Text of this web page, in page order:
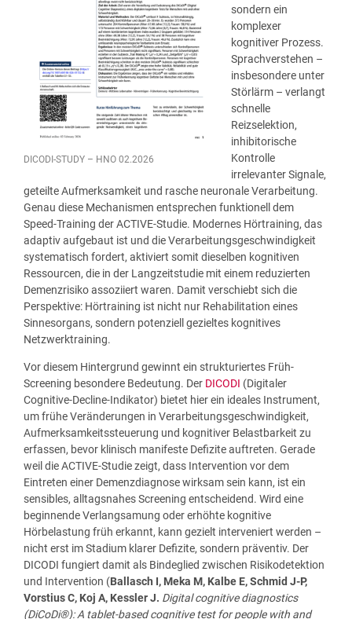
DICODI-STUDY – HNO 02.2026
sondern ein
komplexer
kognitiver Prozess.
Sprachverstehen –
insbesondere unter
Störlärm – verlangt
schnelle
Reizselektion,
inhibitorische
Kontrolle
irrelevanter Signale,
geteilte Aufmerksamkeit und rasche neuronale Verarbeitung.
Genau diese Mechanismen entsprechen funktionell dem
Speed-Training der ACTIVE-Studie. Modernes Hörtraining, das
adaptiv aufgebaut ist und die Verarbeitungsgeschwindigkeit
systematisch fordert, aktiviert somit dieselben kognitiven
Ressourcen, die in der Langzeitstudie mit einem reduzierten
Demenzrisiko assoziiert waren. Damit verschiebt sich die
Perspektive: Hörtraining ist nicht nur Rehabilitation eines
Sinnesorgans, sondern potenziell gezieltes kognitives
Netzwerktraining.
Vor diesem Hintergrund gewinnt ein strukturiertes Früh-
Screening besondere Bedeutung. Der DICODI (Digitaler
Cognitive-Decline-Indikator) bietet hier ein ideales Instrument,
um frühe Veränderungen in Verarbeitungsgeschwindigkeit,
Aufmerksamkeitssteuerung und kognitiver Belastbarkeit zu
erfassen, bevor klinisch manifeste Defizite auftreten. Gerade
weil die ACTIVE-Studie zeigt, dass Intervention vor dem
Eintreten einer Demenzdiagnose wirksam sein kann, ist ein
sensibles, alltagsnahes Screening entscheidend. Wird eine
beginnende Verlangsamung oder erhöhte kognitive
Hörbelastung früh erkannt, kann gezielt interveniert werden –
nicht erst im Stadium klarer Defizite, sondern präventiv. Der
DICODI fungiert damit als Bindeglied zwischen Risikodetektion
und Intervention (Ballasch I, Meka M, Kalbe E, Schmid J-P,
Vorstius C, Koj A, Kessler J. Digital cognitive diagnostics
(DiCoDi®): A tablet-based cognitive test for people with and